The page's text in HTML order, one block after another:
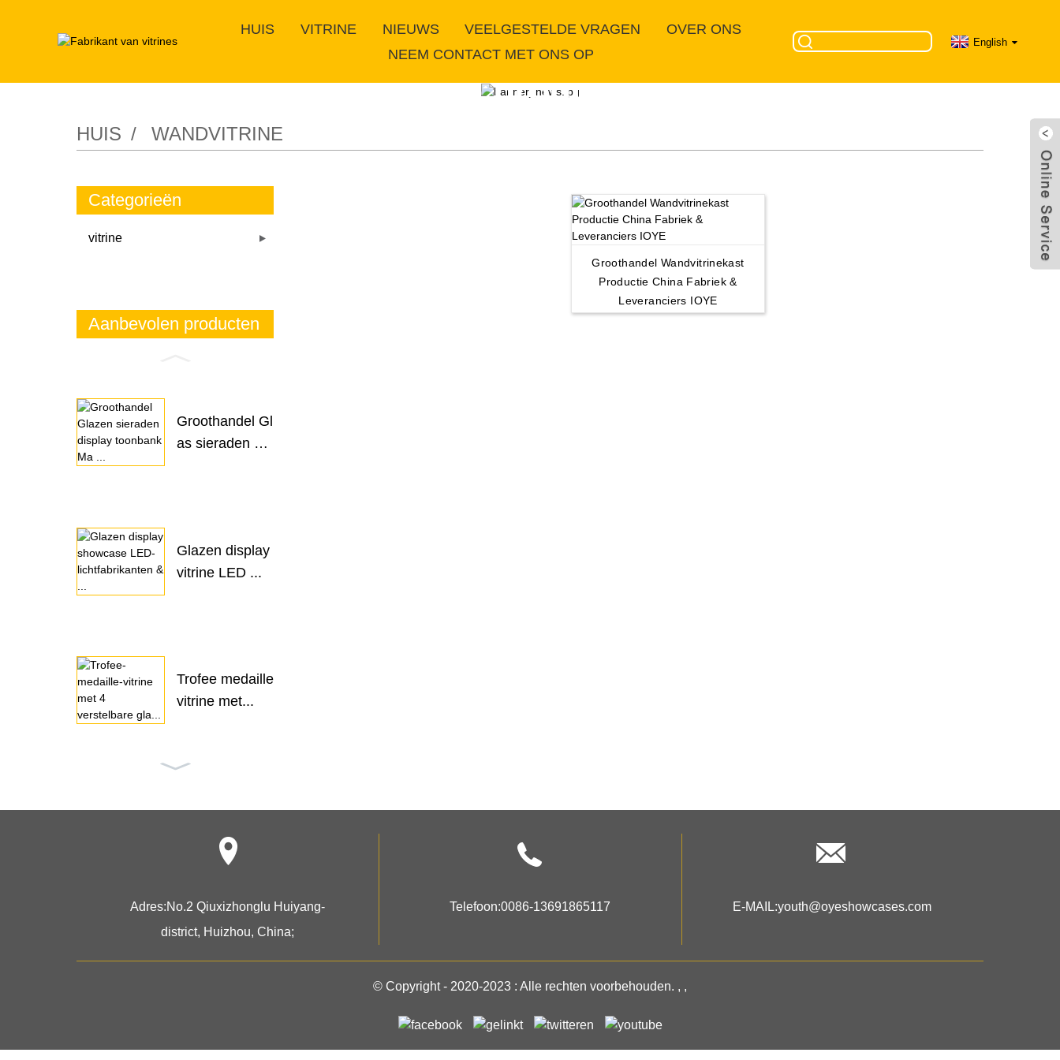
HUIS VITRINE NIEUWS VEELGESTELDE VRAGEN
OVER ONS
NEEM CONTACT MET ONS OP
English
Onze producten
HUIS WANDVITRINE
Categorieën
vitrine
Aanbevolen producten
Groothandel Gl
as sieraden di
Glazen display
vitrine LED ...
Trofee medaille
vitrine met...
Sieraden vitrin
Groothandel re
tail display ca...
Groothandel Wandvitrinekast
Productie China Fabriek &
Leveranciers IOYE
Adres:No.2 Qiuxizhonglu Huiyang-
district, Huizhou, China;
Telefoon:0086-13691865117 E-MAIL:youth@oyeshowcases.com
© Copyright - 2020-2023 : Alle rechten voorbehouden. , ,